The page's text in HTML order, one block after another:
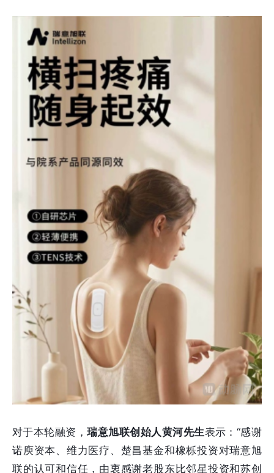
对于本轮融资，瑞意旭联创始人黄河先生表示：“感谢
诺庾资本、维力医疗、楚昌基金和橡栎投资对瑞意旭
联的认可和信任，由衷感谢老股东比邻星投资和苏创